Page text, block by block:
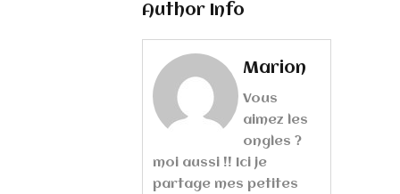
Author Info
Marion
Vous
aimez les
ongles ?
moi aussi !! Ici je
partage mes petites